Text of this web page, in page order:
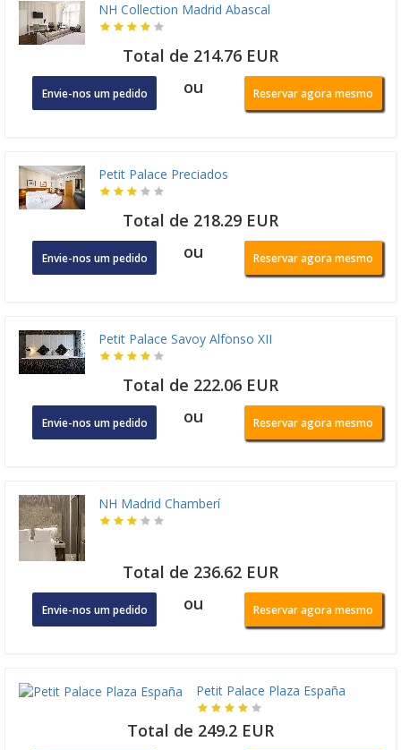
NH Collection Madrid Abascal
Total de 214.76 EUR
Envie-nos um pedido ou Reservar agora mesmo
Petit Palace Preciados
Total de 218.29 EUR
Envie-nos um pedido ou Reservar agora mesmo
Petit Palace Savoy Alfonso XII
Total de 222.06 EUR
Envie-nos um pedido ou Reservar agora mesmo
NH Madrid Chamberí
Total de 236.62 EUR
Envie-nos um pedido ou Reservar agora mesmo
Petit Palace Plaza España
Total de 249.2 EUR